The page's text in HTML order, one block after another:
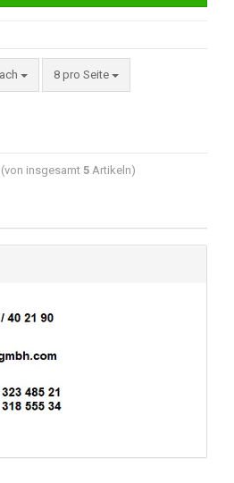
8 pro Seite
(von insgesamt 5 Artikeln)